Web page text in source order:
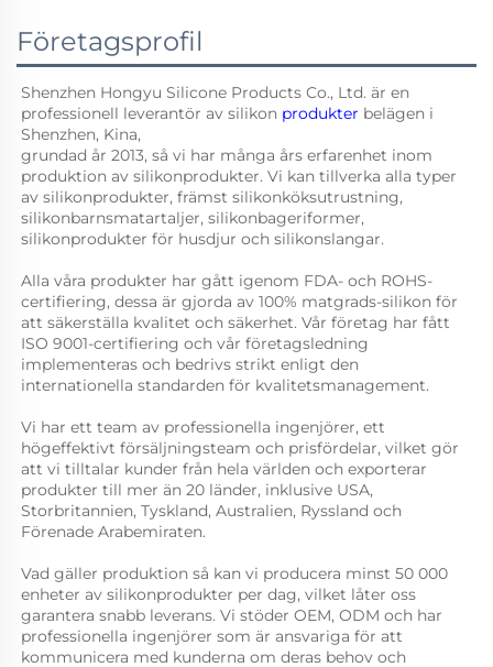
Företagsprofil
Shenzhen Hongyu Silicone Products Co., Ltd. är en
professionell leverantör av silikon produkter belägen i
Shenzhen, Kina,
grundad år 2013, så vi har många års erfarenhet inom
produktion av silikonprodukter. Vi kan tillverka alla typer
av silikonprodukter, främst silikonköksutrustning,
silikonbarnsmatartaljer, silikonbageriformer,
silikonprodukter för husdjur och silikonslangar.
Alla våra produkter har gått igenom FDA- och ROHS-
certifiering, dessa är gjorda av 100% matgrads-silikon för
att säkerställa kvalitet och säkerhet. Vår företag har fått
ISO 9001-certifiering och vår företagsledning
implementeras och bedrivs strikt enligt den
internationella standarden för kvalitetsmanagement.
Vi har ett team av professionella ingenjörer, ett
högeffektivt försäljningsteam och prisfördelar, vilket gör
att vi tilltalar kunder från hela världen och exporterar
produkter till mer än 20 länder, inklusive USA,
Storbritannien, Tyskland, Australien, Ryssland och
Förenade Arabemiraten.
Vad gäller produktion så kan vi producera minst 50 000
enheter av silikonprodukter per dag, vilket låter oss
garantera snabb leverans. Vi stöder OEM, ODM och har
professionella ingenjörer som är ansvariga för att
kommunicera med kunderna om deras behov och